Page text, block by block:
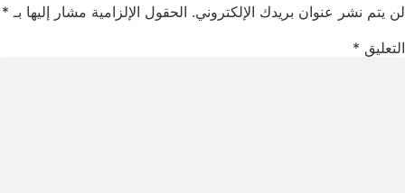
لن يتم نشر عنوان بريدك الإلكتروني. الحقول الإلزامية مشار إليها بـ *
التعليق *